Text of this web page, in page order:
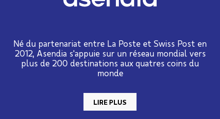
Né du partenariat entre La Poste et Swiss Post en
2012, Asendia s'appuie sur un réseau mondial vers
plus de 200 destinations aux quatres coins du
monde
LIRE PLUS